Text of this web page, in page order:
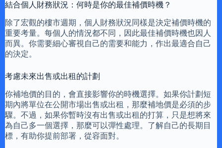
結合個人財務狀況：何時是你的最佳補價時機？
除了宏觀的樓市週期，個人財務狀況同樣是決定補價時機的
重要考量。每個人的情況都不同，因此最佳補價時機也因人
而異。你需要細心審視自己的需要和能力，作出最適合自己
的決定。
考慮未來出售或出租的計劃
你補地價的目的，會直接影響你的時機選擇。如果你計劃短
期內將單位在公開市場出售或出租，那麼補地價是必須的步
驟。不過，如果你暫時沒有出售或出租的打算，只是想將來
為自己多一個選擇，那麼可以彈性處理。了解自己的長期目
標，有助你提前部署，從容面對。